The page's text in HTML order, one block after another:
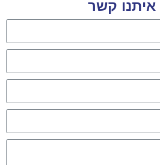
איתנו קשר